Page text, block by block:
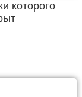
которого